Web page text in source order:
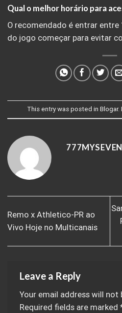
Qual o melhor horário para
O recomendado é entrar
do jogo começar para evitar
This entry was posted in Blogar.
Remo x Athletico-PR ao
Vivo Hoje no Multicanais
Leave a Reply
Your email address will not
Required fields are marked